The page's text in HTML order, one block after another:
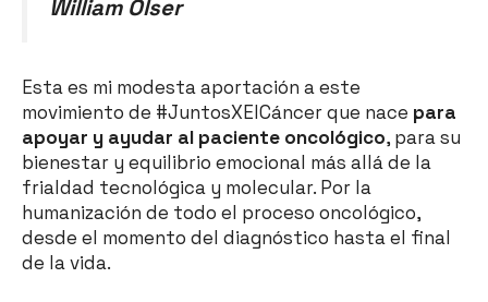
William Olser
Esta es mi modesta aportación a este
movimiento de #JuntosXElCáncer que nace para
apoyar y ayudar al paciente oncológico, para su
bienestar y equilibrio emocional más allá de la
frialdad tecnológica y molecular. Por la
humanización de todo el proceso oncológico,
desde el momento del diagnóstico hasta el final
de la vida.